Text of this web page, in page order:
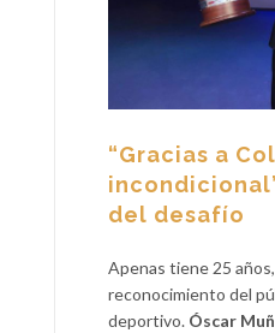
“Gracias a
del desafío
Apenas tiene 25
reconocimiento del
deportivo. Óscar